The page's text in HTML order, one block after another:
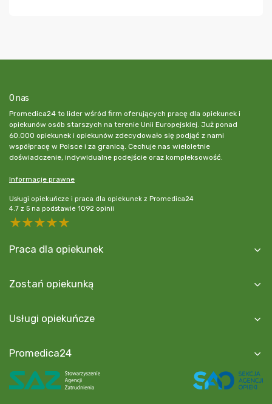
O nas
Promedica24 to lider wśród firm oferujących pracę dla opiekunek i
opiekunów osób starszych na terenie Unii Europejskiej. Już ponad
60.000 opiekunek i opiekunów zdecydowało się podjąć z nami
współpracę w Polsce i za granicą. Cechuje nas wieloletnie
doświadczenie, indywidualne podejście oraz kompleksowość.
Informacje prawne
Usługi opiekuńcze i praca dla opiekunek z Promedica24
4.7 z 5 na podstawie 1092 opinii
5 stars
4 stars
3 stars
2 stars
Praca dla opiekunek
Zostań opiekunką
Usługi opiekuńcze
Promedica24